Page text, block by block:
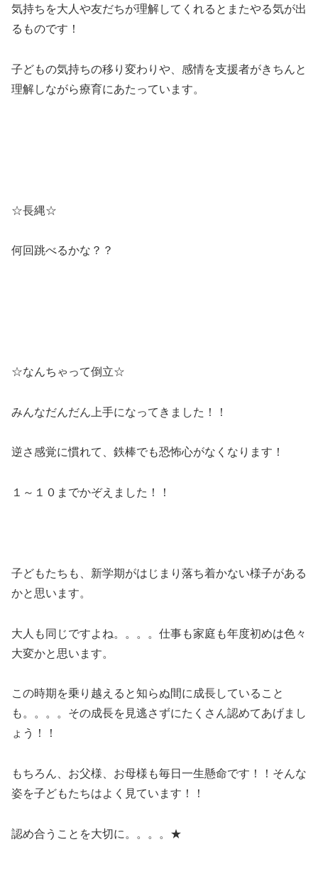
気持ちを大人や友だちが理解してくれるとまたやる気が出
るものです！
子どもの気持ちの移り変わりや、感情を支援者がきちんと
理解しながら療育にあたっています。
☆長縄☆
何回跳べるかな？？
☆なんちゃって倒立☆
みんなだんだん上手になってきました！！
逆さ感覚に慣れて、鉄棒でも恐怖心がなくなります！
１～１０までかぞえました！！
子どもたちも、新学期がはじまり落ち着かない様子がある
かと思います。
大人も同じですよね。。。。仕事も家庭も年度初めは色々
大変かと思います。
この時期を乗り越えると知らぬ間に成長していること
も。。。。その成長を見逃さずにたくさん認めてあげまし
ょう！！
もちろん、お父様、お母様も毎日一生懸命です！！そんな
姿を子どもたちはよく見ています！！
認め合うことを大切に。。。。★